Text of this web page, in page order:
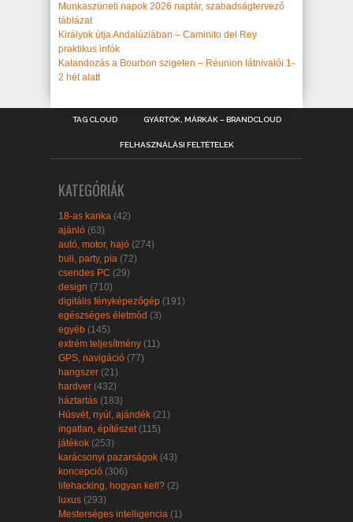
Munkaszüneti napok 2026 naptár, szabadságtervező
táblázat
Királyok útja Andalúziában – Caminito del Rey
praktikus infók
Kalandozás a Bourbon szigeten – Réunion látnivalói 1-
2 hét alatt
TAG CLOUD GYÁRTÓK, MÁRKÁK – BRANDCLOUD
FELHASZNÁLÁSI FELTÉTELEK
KATEGÓRIÁK
18-as karika (42)
ajánló (63)
autó, motor, hajó (274)
buli, party, pia (72)
csendes PC (29)
design (710)
digitális fényképezőgép (191)
egészséges életmód (3)
egyéb (145)
extrém teljesítmény (11)
GPS, navigáció (77)
hangszer (21)
hardver (432)
háztartás (183)
Húsvét, nyúl, ajándék (21)
ingatlan, építészet(115)
játékok (253)
karácsonyi pazarságok (43)
koncepció (306)
lifehacking, hogyan kell? (2)
luxus (293)
Mesterséges intelligencia (1)